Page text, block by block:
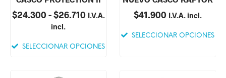
$24.300-$26.710 I.V.A.
incl.
SELECCIONAR OPCIONES
$41.900 I.V.A. incl.
SELECCIONAR OPCIONES